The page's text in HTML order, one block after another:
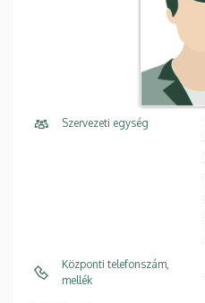
Szervezeti egység
Központi telefonszám,
mellék